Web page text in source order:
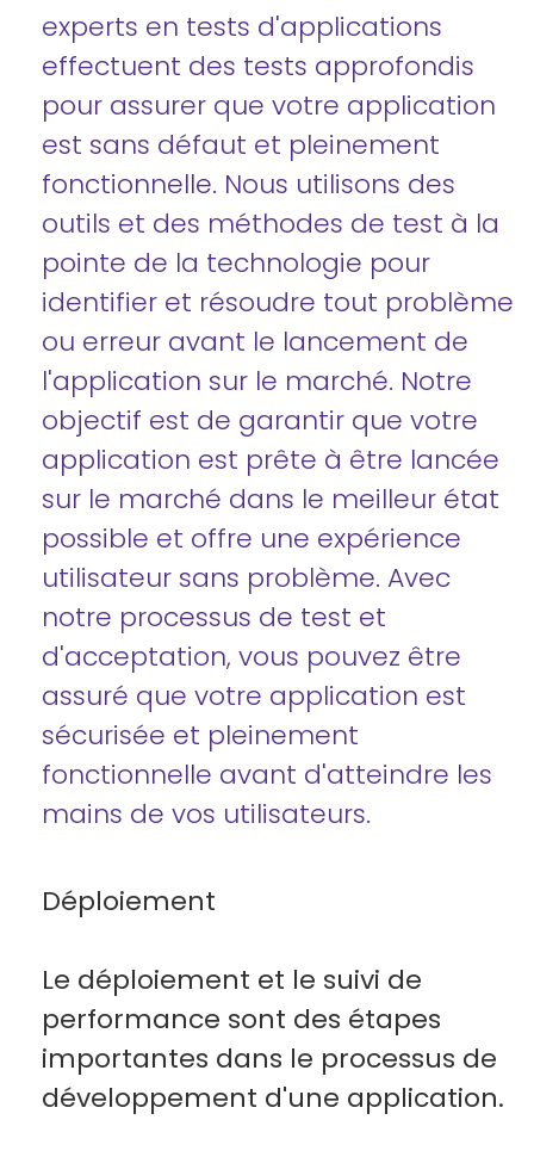
experts en tests d'applications
effectuent des tests approfondis
pour assurer que votre application
est sans défaut et pleinement
fonctionnelle. Nous utilisons des
outils et des méthodes de test à la
pointe de la technologie pour
identifier et résoudre tout problème
ou erreur avant le lancement de
l'application sur le marché. Notre
objectif est de garantir que votre
application est prête à être lancée
sur le marché dans le meilleur état
possible et offre une expérience
utilisateur sans problème. Avec
notre processus de test et
d'acceptation, vous pouvez être
assuré que votre application est
sécurisée et pleinement
fonctionnelle avant d'atteindre les
mains de vos utilisateurs.
Déploiement
Le déploiement et le suivi de
performance sont des étapes
importantes dans le processus de
développement d'une application.